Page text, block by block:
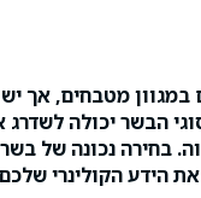
מטבחים, אך
הבשר יכולה לשדרג
נכונה של בשר
הידע הקולינרי